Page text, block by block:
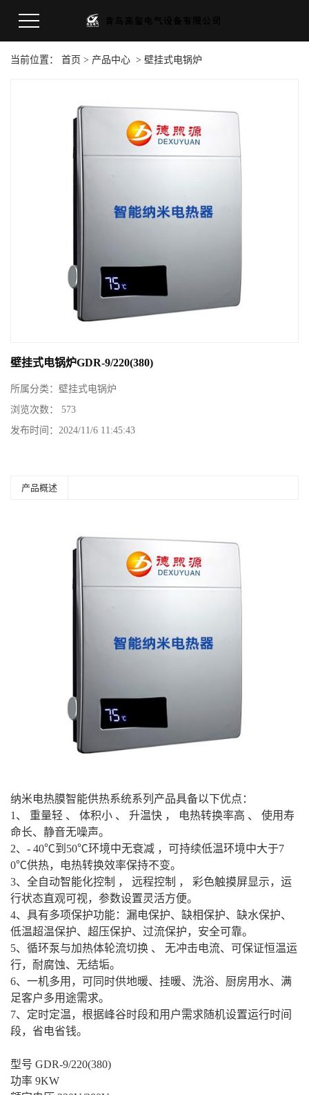
当前位置： 首页 > 产品中心 > 壁挂式电锅炉
壁挂式电锅炉GDR-9/220(380)
所属分类： 壁挂式电锅炉
浏览次数：
573
发布时间： 2024/11/6 11:45:43
产品概述
纳米电热膜智能供热系统系列产品具备以下优点：
1、 重量轻 、 体积小 、 升温快 ， 电热转换率高 、 使用寿
命长、静音无噪声。
2、- 40℃到50℃环境中无衰减 ，可持续低温环境中大于7
0℃供热，电热转换效率保持不变。
3、全自动智能化控制 ， 远程控制 ， 彩色触摸屏显示，运
行状态直观可视，参数设置灵活方便。
4、具有多项保护功能：漏电保护、缺相保护、缺水保护、
低温超温保护、超压保护、过流保护，安全可靠。
5、循环泵与加热体轮流切换 、 无冲击电流、可保证恒温运
行，耐腐蚀、无结垢。
6、一机多用，可同时供地暖、挂暖、洗浴、厨房用水、满
足客户多用途需求。
7、定时定温，根据峰谷时段和用户需求随机设置运行时间
段，省电省钱。
型号 GDR-9/220(380)
功率 9KW